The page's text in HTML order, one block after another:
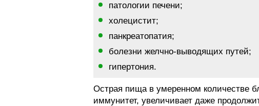
патологии печени;
холецистит;
панкреатопатия;
болезни желчно-выводящих путей;
гипертония.
Острая пища в умеренном количестве
иммунитет, увеличивает даже